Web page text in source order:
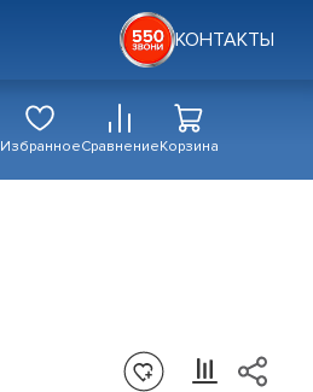
КОНТАКТЫ
ИзбранноеСравнениеКорзина